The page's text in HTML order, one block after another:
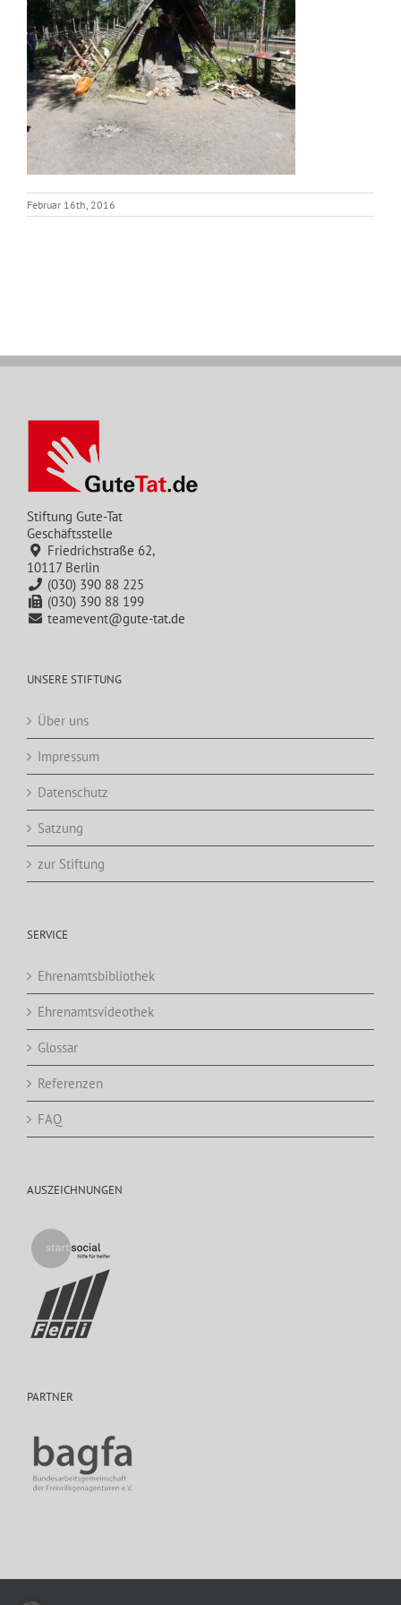
Februar 16th, 2016
Stiftung Gute-Tat
Geschäftsstelle
Friedrichstraße 62,
10117 Berlin
(030) 390 88 225
(030) 390 88 199
teamevent@gute-tat.de
UNSERE STIFTUNG
Über uns
Impressum
Datenschutz
Satzung
zur Stiftung
SERVICE
Ehrenamtsbibliothek
Ehrenamtsvideothek
Glossar
Referenzen
FAQ
AUSZEICHNUNGEN
PARTNER